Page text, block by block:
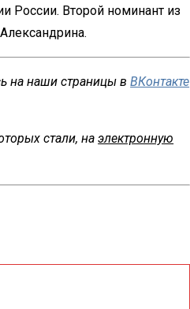
России. Второй номинант из
на наши страницы вВКонтакте
стали, наэлектронную